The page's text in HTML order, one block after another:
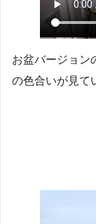
お盆バージョン
の色合いが見て